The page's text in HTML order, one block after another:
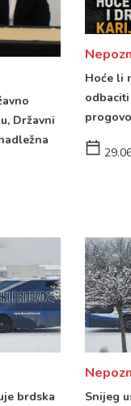
Državni
Hoće li
brdska
Snijeg